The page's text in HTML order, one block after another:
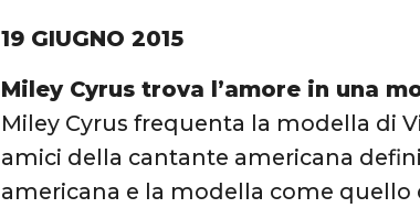
19 GIUGNO 2015
Miley Cyrus trova l’amore in una
Miley Cyrus frequenta la modella di
amici della cantante americana
americana e la modella come